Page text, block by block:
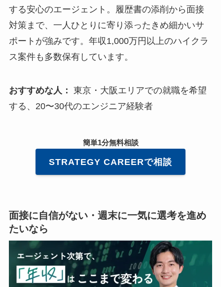
する安心のエージェント。履歴書の添削から面接
対策まで、一人ひとりに寄り添ったきめ細かいサ
ポートが強みです。年収1,000万円以上のハイクラ
ス案件も多数保有しています。
おすすめな人： 東京・大阪エリアでの就職を希望
する、20〜30代のエンジニア経験者
簡単1分無料相談
STRATEGY CAREERで相談
面接に自信がない・週末に一気に選考を進め
たいなら